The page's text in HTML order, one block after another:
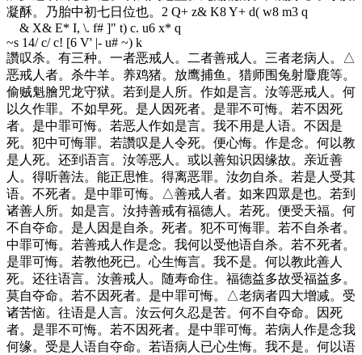
凝酥。乃胎中初七日位也。 2 Q+ z& K8 Y+ d( w8 m3 q
& X& E* I, \. f# ]" t) c. u6 x* q
~s 14/ c/ c! [6 V' |- u# ~) k
讚叹杀。有三种。一者恶戒人。二者善戒人。三者老病人。△
恶戒人者。杀牛羊。养鸡猪。放鹰捕鱼。猎师围兔射麞鹿等。
偷贼魁膾咒龙守狱。若到是人所。作如是言。汝等恶戒人。何
以久作罪。不如早死。是人因死者。是罪不可悔。若不因死
者。是中罪可悔。若恶人作如是言。我不用是人语。不因是
死。犯中可悔罪。若讚叹是人令死。便心悔。作是念。何以教
是人死。还到语言。汝等恶人。或以善知识因缘故。亲近善
人。得听善法。能正思惟。得离恶罪。汝勿自杀。若是人受其
语。不死者。是中罪可悔。△善戒人者。如来四眾是也。若到
诸善人所。如是言。汝持善戒有福德人。若死。便受天福。何
不自夺命。是人因是自杀。死者。犯不可悔罪。若不自杀者。
中罪可悔。若善戒人作是念。我何以受他语自杀。若不死者。
是罪可悔。若教他死已。心生悔言。我不是。何以教此善人
死。还往语言。汝善戒人。随寿命住。福德益多故受福益多。
莫自夺命。若不因死者。是中罪可悔。△老病者四大增减。受
诸苦恼。往语是人言。汝云何久忍是苦。何不自夺命。因死
者。是罪不可悔。若不因死者。是中罪可悔。若病人作是念我
何缘。受是人语自夺命。若语病人已心生悔。我不是。何以语